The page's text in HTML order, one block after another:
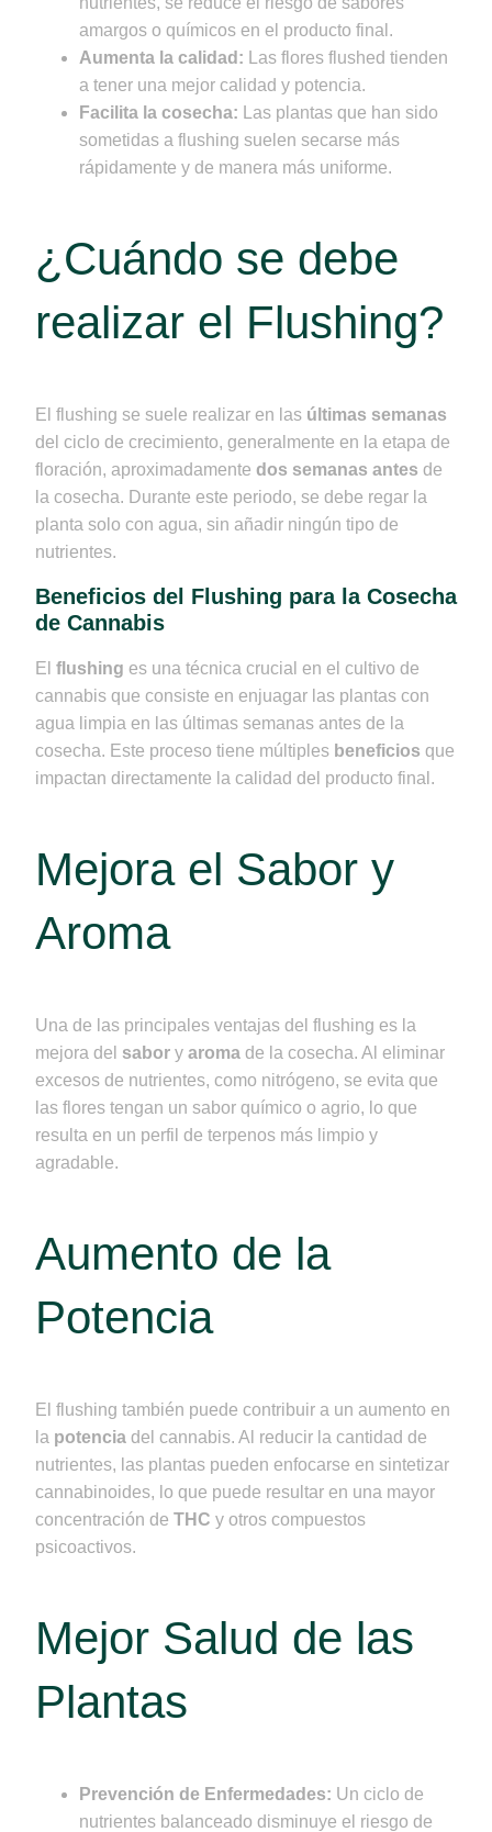
amargos o químicos en el producto final.
Aumenta la calidad: Las flores flushed tienden
a tener una mejor calidad y potencia.
Facilita la cosecha: Las plantas que han sido
sometidas a flushing suelen secarse más
rápidamente y de manera más uniforme.
¿Cuándo se debe
realizar el Flushing?
El flushing se suele realizar en las últimas semanas
del ciclo de crecimiento, generalmente en la etapa de
floración, aproximadamente dos semanas antes de
la cosecha. Durante este periodo, se debe regar la
planta solo con agua, sin añadir ningún tipo de
nutrientes.
Beneficios del Flushing para la Cosecha
de Cannabis
El flushing es una técnica crucial en el cultivo de
cannabis que consiste en enjuagar las plantas con
agua limpia en las últimas semanas antes de la
cosecha. Este proceso tiene múltiples beneficios que
impactan directamente la calidad del producto final.
Mejora el Sabor y
Aroma
Una de las principales ventajas del flushing es la
mejora del sabor y aroma de la cosecha. Al eliminar
excesos de nutrientes, como nitrógeno, se evita que
las flores tengan un sabor químico o agrio, lo que
resulta en un perfil de terpenos más limpio y
agradable.
Aumento de la
Potencia
El flushing también puede contribuir a un aumento en
la potencia del cannabis. Al reducir la cantidad de
nutrientes, las plantas pueden enfocarse en sintetizar
cannabinoides, lo que puede resultar en una mayor
concentración de THC y otros compuestos
psicoactivos.
Mejor Salud de las
Plantas
Prevención de Enfermedades: Un ciclo de
nutrientes balanceado disminuye el riesgo de